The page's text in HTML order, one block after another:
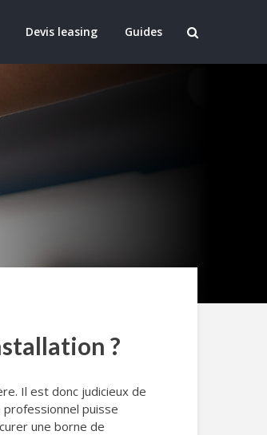
Devis leasing Guides
?
Il est donc judicieux de
puisse
une borne de